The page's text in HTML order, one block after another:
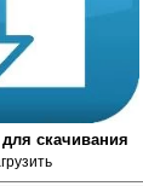
скачивания